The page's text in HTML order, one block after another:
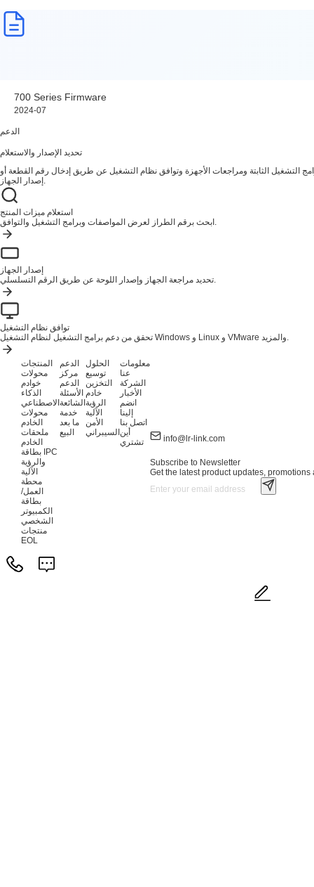
700 Series Firmware
2024-07
الدعم
تحديد الإصدار والاستعلام
التشغيل الثابتة ومراجعات الأجهزة وتوافق نظام التشغيل عن طريق إدخال رقم القطعة أو
إصدار الجهاز.
استعلام ميزات المنتج
ابحث برقم الطراز لعرض المواصفات وبرامج التشغيل والتوافق.
إصدار الجهاز
تحديد مراجعة الجهاز وإصدار اللوحة عن طريق الرقم التسلسلي.
توافق نظام التشغيل
تحقق من دعم برامج التشغيل لنظام التشغيل Windows و Linux و VMware والمزيد.
المنتجات
محولات
خوادم
الذكاء
الاصطناعي
محولات
الخادم
ملحقات
الخادم
بطاقة IPC
والرؤية
الآلية
محطة
العمل/
بطاقة
الكمبيوتر
الشخصي
منتجات
EOL
الدعم
مركز
الدعم
الأسئلة
الشائعة
خدمة
ما بعد
البيع
الحلول
توسيع
التخزين
خادم
الرؤية
الآلية
الأمن
السيبراني
معلومات
عنا
الشركة
الأخبار
انضم
إلينا
اتصل بنا
أين
تشتري
info@lr-link.com
Subscribe to Newsletter
Get the latest product updates, promotions